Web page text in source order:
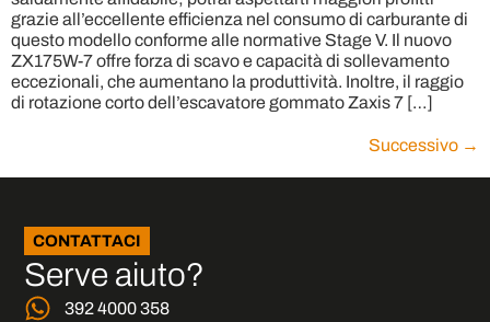
grazie all’eccellente efficienza nel consumo di carburante di
questo modello conforme alle normative Stage V. Il nuovo
ZX175W-7 offre forza di scavo e capacità di sollevamento
eccezionali, che aumentano la produttività. Inoltre, il raggio
di rotazione corto dell’escavatore gommato Zaxis 7 […]
Successivo →
CONTATTACI
Serve aiuto?
392 4000 358